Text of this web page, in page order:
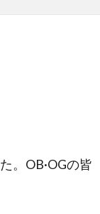
。OB·OGの皆